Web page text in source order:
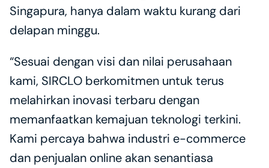
Singapura, hanya dalam waktu kurang dari
delapan minggu.
“Sesuai dengan visi dan nilai perusahaan
kami, SIRCLO berkomitmen untuk terus
melahirkan inovasi terbaru dengan
memanfaatkan kemajuan teknologi terkini.
Kami percaya bahwa industri e-commerce
dan penjualan online akan senantiasa